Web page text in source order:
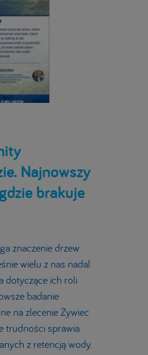
Najnowszy
brakuje
znaczenie drzew
wielu z nas nadal
dotyczące ich roli
badanie
na zlecenie Żywiec
trudności sprawia
z retencją wody.